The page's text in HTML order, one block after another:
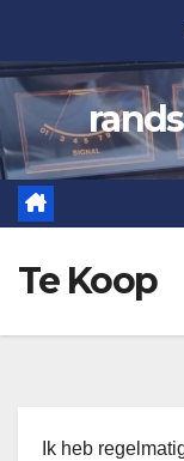
de
inhoud
Te Koop
Ik heb